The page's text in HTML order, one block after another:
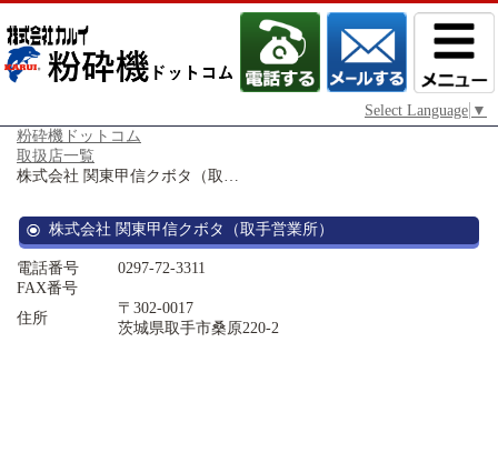
Select Language ▼
粉砕機ドットコム
取扱店一覧
株式会社 関東甲信クボタ（取…
株式会社 関東甲信クボタ（取手営業所）
電話番号
0297-72-3311
FAX番号
住所
〒302-0017
茨城県取手市桑原220-2